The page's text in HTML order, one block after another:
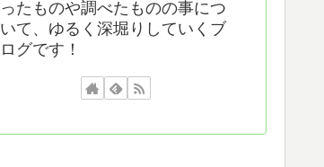
ったものや調べたものの事につ
いて、ゆるく深堀りしていくブ
ログです！